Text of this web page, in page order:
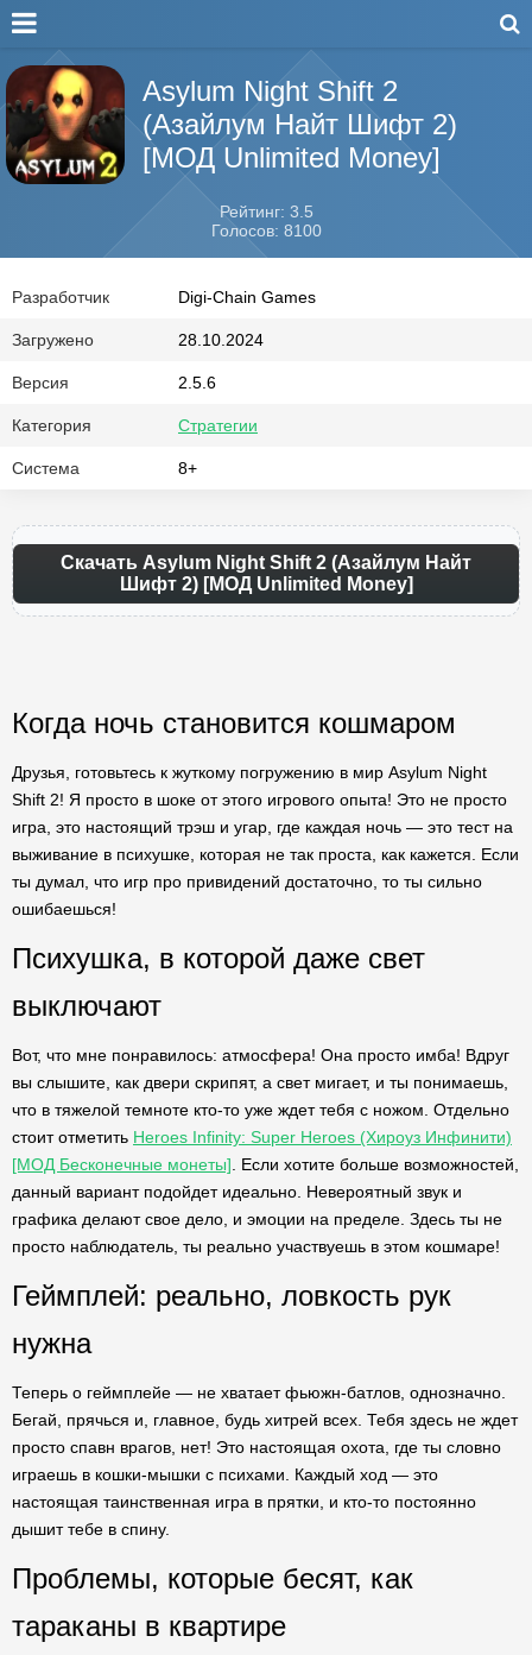
Asylum Night Shift 2
(Азайлум Найт Шифт 2)
[МОД Unlimited Money]
Рейтинг: 3.5
Голосов: 8100
Разработчик Digi-Chain Games
Загружено 28.10.2024
Версия 2.5.6
Категория Стратегии
Система 8+
Скачать Asylum Night Shift 2 (Азайлум Найт
Шифт 2) [МОД Unlimited Money]
Когда ночь становится кошмаром
Друзья, готовьтесь к жуткому погружению в мир Asylum Night
Shift 2! Я просто в шоке от этого игрового опыта! Это не просто
игра, это настоящий трэш и угар, где каждая ночь — это тест на
выживание в психушке, которая не так проста, как кажется. Если
ты думал, что игр про привидений достаточно, то ты сильно
ошибаешься!
Психушка, в которой даже свет
выключают
Вот, что мне понравилось: атмосфера! Она просто имба! Вдруг
вы слышите, как двери скрипят, а свет мигает, и ты понимаешь,
что в тяжелой темноте кто-то уже ждет тебя с ножом. Отдельно
стоит отметить Heroes Infinity: Super Heroes (Хироуз Инфинити)
[МОД Бесконечные монеты] . Если хотите больше возможностей,
данный вариант подойдет идеально. Невероятный звук и
графика делают свое дело, и эмоции на пределе. Здесь ты не
просто наблюдатель, ты реально участвуешь в этом кошмаре!
Геймплей: реально, ловкость рук
нужна
Теперь о геймплейе — не хватает фьюжн-батлов, однозначно.
Бегай, прячься и, главное, будь хитрей всех. Тебя здесь не ждет
просто спавн врагов, нет! Это настоящая охота, где ты словно
играешь в кошки-мышки с психами. Каждый ход — это
настоящая таинственная игра в прятки, и кто-то постоянно
дышит тебе в спину.
Проблемы, которые бесят, как
тараканы в квартире